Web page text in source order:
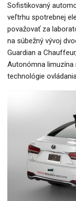
Sofistikovaný
veľtrhu spotrebnej
považovať za
na súbežný vývoj
Guardian a
Autonómna limuzína
technológie